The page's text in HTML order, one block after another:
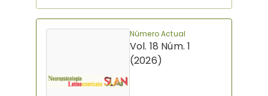
Número Actual
Vol. 18 Núm. 1
(2026)